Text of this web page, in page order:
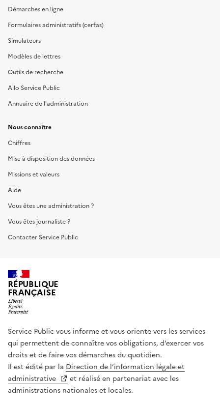
Démarches en ligne
Formulaires administratifs (cerfas)
Simulateurs
Modèles de lettres
Outils de recherche
Allo Service Public
Annuaire de l'administration
Nous connaître
Chiffres
Mise à disposition des données
Missions et valeurs
Aide
Vous êtes une administration ?
Vous êtes journaliste ?
Contacter Service Public
RÉPUBLIQUE
FRANÇAISE
Service Public vous informe et vous oriente vers les services
qui permettent de connaître vos obligations, d’exercer vos
droits et de faire vos démarches du quotidien.
Il est édité par la Direction de l’information légale et
administrative
et réalisé en partenariat avec les
administrations nationales et locales.